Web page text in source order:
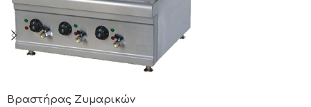
Βραστήρας Ζυμαρικών